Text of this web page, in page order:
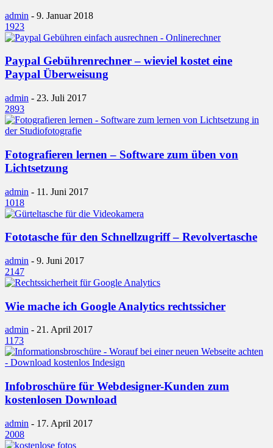
admin - 9. Januar 2018
1923
Paypal Gebührenrechner – wieviel kostet eine
Paypal Überweisung
admin - 23. Juli 2017
2893
Fotografieren lernen – Software zum üben von
Lichtsetzung
admin - 11. Juni 2017
1018
Fototasche für den Schnellzugriff – Revolvertasche
admin - 9. Juni 2017
2147
Wie mache ich Google Analytics rechtssicher
admin - 21. April 2017
1173
Infobroschüre für Webdesigner-Kunden zum
kostenlosen Download
admin - 17. April 2017
2008